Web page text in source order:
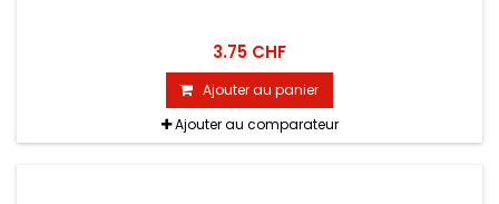
3.75 CHF
Ajouter au panier
Ajouter au comparateur